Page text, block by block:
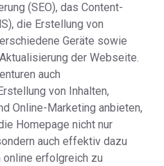
(SEO), das Content-
die Erstellung von
Geräte sowie
der Webseite.
auch
von Inhalten,
Online-Marketing anbieten,
Homepage nicht nur
auch effektiv dazu
online erfolgreich zu